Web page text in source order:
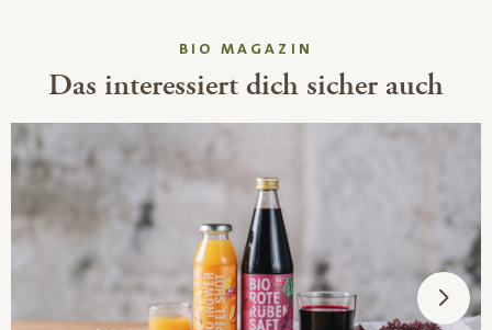
BIO MAGAZIN
Das interessiert dich sicher auch